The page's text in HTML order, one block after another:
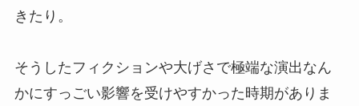
きたり。
そうしたフィクションや大げさで極端な演出なん
かにすっごい影響を受けやすかった時期がありま